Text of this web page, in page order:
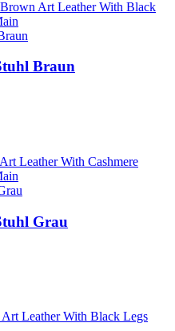
Braun
Grau